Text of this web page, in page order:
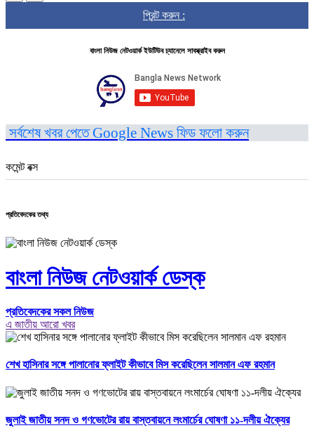
প্রিন্ট করুন :
বাংলা নিউজ নেটওয়ার্ক ইউটিউব চ্যানেলে সাবস্ক্রাইব করুন
সর্বশেষ খবর পেতে Google News ফিড ফলো করুন
কমেন্ট বক্স
প্রতিবেদকের তথ্য
বাংলা নিউজ নেটওয়ার্ক ডেস্ক
প্রতিবেদকের সকল নিউজ
এ জাতীয় আরো খবর
শেখ হাসিনার সঙ্গে পালানোর ফ্লাইট কীভাবে মিস করেছিলেন সালমান এফ রহমান
জুলাই জাতীয় সনদ ও গণভোটের রায় বাস্তবায়নে লংমার্চের ঘোষণা ১১-দলীয় ঐক্যের